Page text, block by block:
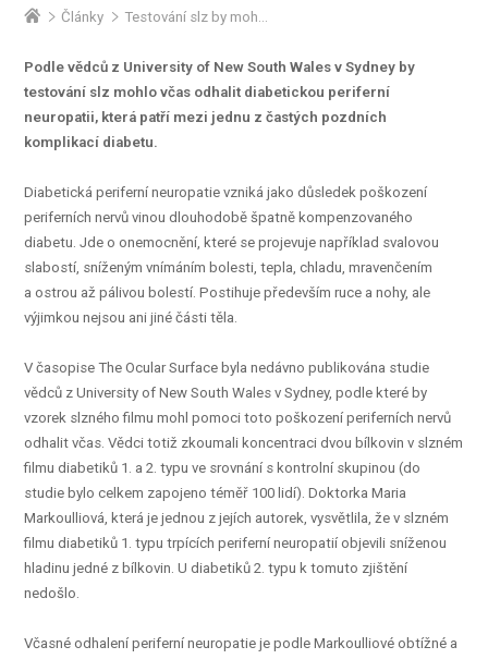
Články
Podle vědců z University of New South Wales v Sydney by
testování slz mohlo včas odhalit diabetickou periferní
neuropatii, která patří mezi jednu z častých pozdních
komplikací diabetu.
Diabetická periferní neuropatie vzniká jako důsledek poškození
periferních nervů vinou dlouhodobě špatně kompenzovaného
diabetu. Jde o onemocnění, které se projevuje například svalovou
slabostí, sníženým vnímáním bolesti, tepla, chladu, mravenčením
a ostrou až pálivou bolestí. Postihuje především ruce a nohy, ale
výjimkou nejsou ani jiné části těla.
V časopise The Ocular Surface byla nedávno publikována studie
vědců z University of New South Wales v Sydney, podle které by
vzorek slzného filmu mohl pomoci toto poškození periferních nervů
odhalit včas. Vědci totiž zkoumali koncentraci dvou bílkovin v slzném
filmu diabetiků 1. a 2. typu ve srovnání s kontrolní skupinou (do
studie bylo celkem zapojeno téměř 100 lidí). Doktorka Maria
Markoulliová, která je jednou z jejích autorek, vysvětlila, že v slzném
filmu diabetiků 1. typu trpících periferní neuropatií objevili sníženou
hladinu jedné z bílkovin. U diabetiků 2. typu k tomuto zjištění
nedošlo.
Včasné odhalení periferní neuropatie je podle Markoulliové obtížné a